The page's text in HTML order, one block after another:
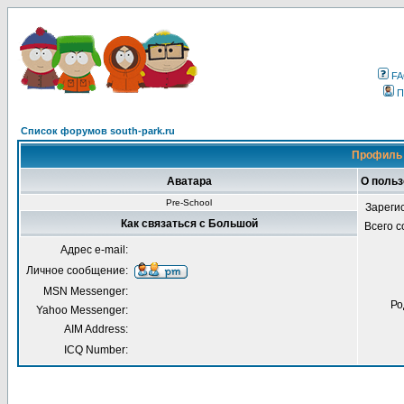
Список форумов south-park.ru
Профиль
Аватара О
Pre-School
Всего
Как связаться с Большой
Адрес e-mail:
Личное сообщение:
MSN Messenger:
Yahoo Messenger:
AIM Address:
ICQ Number: